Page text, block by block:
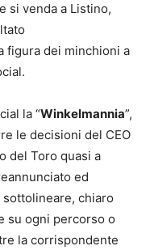
si venda a Listino,
figura dei minchioni a
la “Winkelmannia”,
le decisioni del CEO
del Toro quasi a
ed
sottolineare, chiaro
su ogni percorso o
la corrispondente